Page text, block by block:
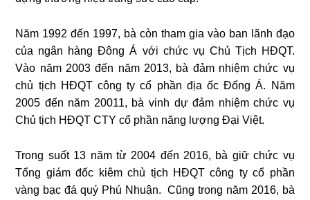
Năm 1992 đến 1997, bà còn tham gia vào ban lãnh đạo
của ngân hàng Đông Á với chức vụ Chủ Tịch HĐQT.
Vào năm 2003 đến năm 2013, bà đảm nhiệm chức vụ
chủ tịch HĐQT công ty cổ phần địa ốc Đống Á. Năm
2005 đến năm 20011, bà vinh dự đảm nhiệm chức vụ
Chủ tịch HĐQT CTY cổ phần năng lượng Đại Việt.
Trong suốt 13 năm từ 2004 đến 2016, bà giữ chức vụ
Tổng giám đốc kiêm chủ tịch HĐQT công ty cổ phần
vàng bạc đá quý Phú Nhuận. Cũng trong năm 2016, bà